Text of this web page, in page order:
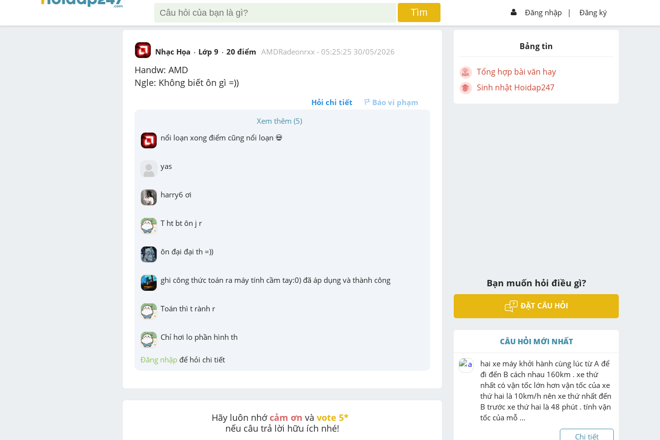
Tìm Đăng nhập | Đăng ký
Nhạc Họa Lớp 9 20 điểm AMDRadeonrxx - 05:25:25 30/05/2026
Handw: AMD
Ngle: Không biết ôn gì =))
Hỏi chi tiết
Báo vi phạm
Xem thêm (5)
nổi loạn xong điểm cũng nổi loạn 💀
yas
harry6 ơi
T ht bt ôn j r
ôn đại đại th =))
ghi công thức toán ra máy tính cầm tay:0) đã áp dụng và thành công
Toán thì t rành r
Chỉ hơi lo phần hình th
Đăng nhập để hỏi chi tiết
Hãy luôn nhớ cảm ơn và vote 5*
nếu câu trả lời hữu ích nhé!
Bảng tin
Tổng hợp bài văn hay
Sinh nhật Hoidap247
Bạn muốn hỏi điều gì?
ĐẶT CÂU HỎI
CÂU HỎI MỚI NHẤT
hai xe máy khởi hành cùng lúc từ A để
đi đến B cách nhau 160km . xe thứ
nhất có vận tốc lớn hơn vận tốc của xe
thứ hai là 10km/h nên xe thứ nhất đến
B trước xe thứ hai là 48 phút . tính vận
tốc của mỗ ...
Chi tiết